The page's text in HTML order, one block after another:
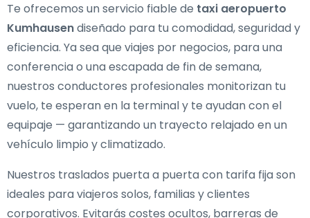
Te ofrecemos un servicio fiable de taxi aeropuerto
Kumhausendiseñado para tu comodidad, seguridad y
eficiencia. Ya sea que viajes por negocios, para una
conferencia o una escapada de fin de semana,
nuestros conductores profesionales monitorizan tu
vuelo, te esperan en la terminal y te ayudan con el
equipaje — garantizando un trayecto relajado en un
vehículo limpio y climatizado.
Nuestros traslados puerta a puerta con tarifa fija son
ideales para viajeros solos, familias y clientes
corporativos. Evitarás costes ocultos, barreras de